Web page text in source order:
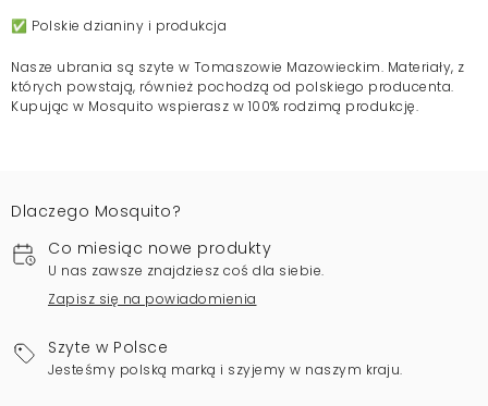
✅ Polskie dzianiny i produkcja
Nasze ubrania są szyte w Tomaszowie Mazowieckim. Materiały, z
których powstają, również pochodzą od polskiego producenta.
Kupując w Mosquito wspierasz w 100% rodzimą produkcję.
Dlaczego Mosquito?
Co miesiąc nowe produkty
U nas zawsze znajdziesz coś dla siebie.
Zapisz się na powiadomienia
Szyte w Polsce
Jesteśmy polską marką i szyjemy w naszym kraju.